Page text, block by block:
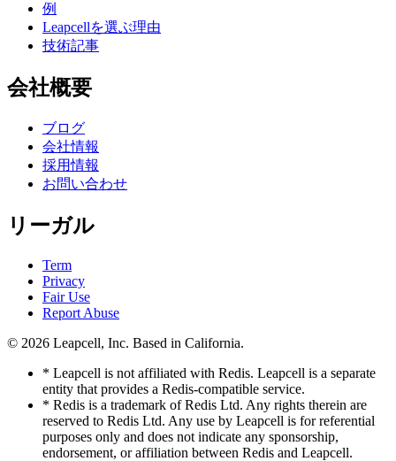
例
Leapcellを選ぶ理由
技術記事
会社概要
ブログ
会社情報
採用情報
お問い合わせ
リーガル
Term
Privacy
Fair Use
Report Abuse
© 2026 Leapcell, Inc. Based in California.
* Leapcell is not affiliated with Redis. Leapcell is a separate
entity that provides a Redis-compatible service.
* Redis is a trademark of Redis Ltd. Any rights therein are
reserved to Redis Ltd. Any use by Leapcell is for referential
purposes only and does not indicate any sponsorship,
endorsement, or affiliation between Redis and Leapcell.